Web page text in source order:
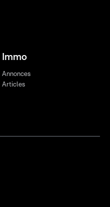
Immo
Annonces
Articles